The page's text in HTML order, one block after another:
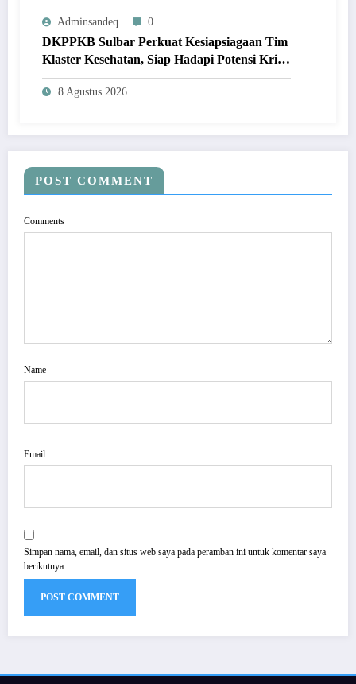
Adminsandeq 0
DKPPKB Sulbar Perkuat Kesiapsiagaan Tim
Klaster Kesehatan, Siap Hadapi Potensi Krisis
Secara Cepat dan Tepat
8 Agustus 2026
POST COMMENT
Comments
Name
Email
Simpan nama, email, dan situs web saya pada peramban ini untuk komentar saya
berikutnya.